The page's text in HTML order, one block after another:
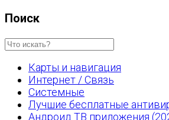
Поиск
Карты и навигация
Интернет / Связь
Системные
Лучшие бесплатные
Андроид ТВ приложения